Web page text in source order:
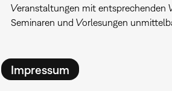
Veranstaltungen mit entsprechenden
Seminaren und Vorlesungen
Impressum